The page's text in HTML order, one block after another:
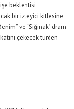
beklentisi
bir izleyici kitlesine
ve “Sığınak” dram
çekecek türden